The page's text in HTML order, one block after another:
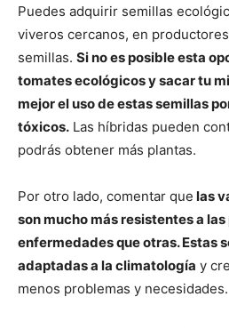
Puedes adquirir semillas
viveros cercanos, en
semillas. Si no es posible esta
tomates ecológicos y sacar tu
mejor el uso de estas semillas
tóxicos. Las híbridas pueden
podrás obtener más plantas.
Por otro lado, comentar que las
son mucho más resistentes a
enfermedades que otras. Estas
adaptadas a la climatología y
menos problemas y necesidades.